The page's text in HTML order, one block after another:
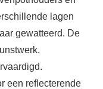
lagen
gewatteerd. De
een reflecterende